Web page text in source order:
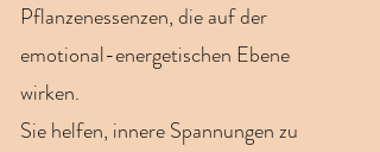
Pflanzenessenzen, die auf der
emotional-energetischen Ebene
wirken.
Sie helfen, innere Spannungen zu